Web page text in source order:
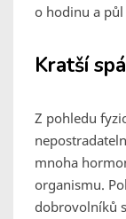
o hodinu a půl
Kratší
Z pohledu
mnoha
organismu.
dobrovolníků